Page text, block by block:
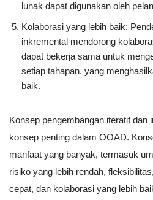
lunak dapat digunakan oleh
Kolaborasi yang lebih baik:
inkremental mendorong
dapat bekerja sama untuk
setiap tahapan, yang
baik.
Konsep pengembangan iteratif dan
konsep penting dalam OOAD.
manfaat yang banyak, termasuk
risiko yang lebih rendah,
cepat, dan kolaborasi yang lebih